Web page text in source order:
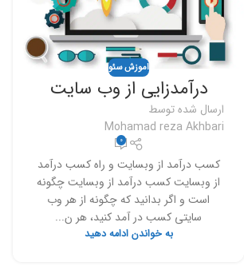
اموزش سئو
درآمدزایی از وب سایت
ارسال شده توسط
Mohamad reza Akhbari
0
کسب درآمد از وبسایت و راه کسب درآمد
از وبسایت کسب درآمد از وبسایت چگونه
است و اگر بدانید که چگونه از هر وب
سایتی کسب در آمد کنید، هر ن...
به خواندن ادامه دهید